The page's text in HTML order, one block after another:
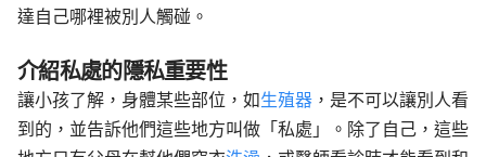
達自己哪裡被別人觸碰。
介紹私處的隱私重要性
讓小孩了解，身體某些部位，如生殖器 ，是不可以讓別人看
到的，並告訴他們這些地方叫做「私處」。除了自己，這些